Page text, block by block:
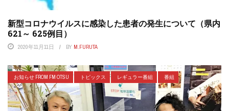
新型コロナウイルスに感染した患者の発生について（県内
621～ 625例目）
2020年11月11日 BY M.FURUTA
お知らせ FROM FM OTSU トピックス レギュラー番組 番組